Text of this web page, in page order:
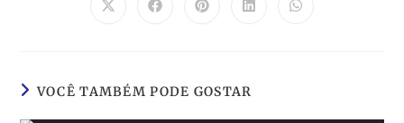
VOCÊ TAMBÉM PODE GOSTAR